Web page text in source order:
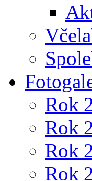
Rok
Rok
Rok
Rok